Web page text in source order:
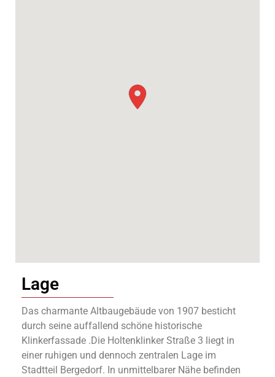
Lage
Das charmante Altbaugebäude von 1907 besticht
durch seine auffallend schöne historische
Klinkerfassade .Die Holtenklinker Straße 3 liegt in
einer ruhigen und dennoch zentralen Lage im
Stadtteil Bergedorf. In unmittelbarer Nähe befinden